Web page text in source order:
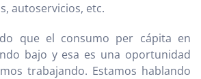
autoservicios, etc.
que el consumo per cápita en
bajo y esa es una oportunidad
trabajando. Estamos hablando